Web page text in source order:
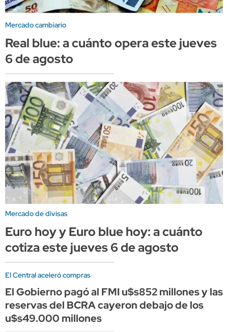
Mercado cambiario
Real blue: a cuánto opera este jueves
6 de agosto
Mercado de divisas
Euro hoy y Euro blue hoy: a cuánto
cotiza este jueves 6 de agosto
El Central aceleró compras
El Gobierno pagó al FMI u$s852 millones y las
reservas del BCRA cayeron debajo de los
u$s49.000 millones